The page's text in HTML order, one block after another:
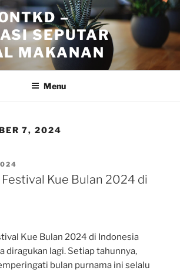
–
SEPUTAR
MAKANAN
Menu
7, 2024
Kue Bulan 2024 di
Kue Bulan 2024 di Indonesia
diragukan lagi. Setiap tahunnya,
bulan purnama ini selalu